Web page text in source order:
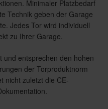
Minimaler Platzbedarf
Technik geben der Garage
Jedes Tor wird individuell
zu Ihrer Garage.
und entsprechen den hohen
der Torproduktnorm
nicht zuletzt die CE-